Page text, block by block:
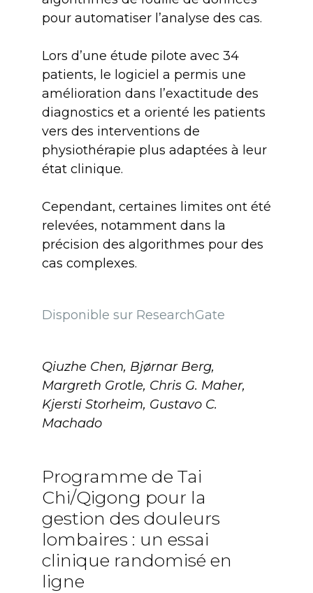
pour automatiser l’analyse des cas.
Lors d’une étude pilote avec 34
patients, le logiciel a permis une
amélioration dans l’exactitude des
diagnostics et a orienté les patients
vers des interventions de
physiothérapie plus adaptées à leur
état clinique.
Cependant, certaines limites ont été
relevées, notamment dans la
précision des algorithmes pour des
cas complexes.
Disponible sur ResearchGate
Qiuzhe Chen, Bjørnar Berg,
Margreth Grotle, Chris G. Maher,
Kjersti Storheim, Gustavo C.
Machado
Programme de Tai
Chi/Qigong pour la
gestion des douleurs
lombaires : un essai
clinique randomisé en
ligne